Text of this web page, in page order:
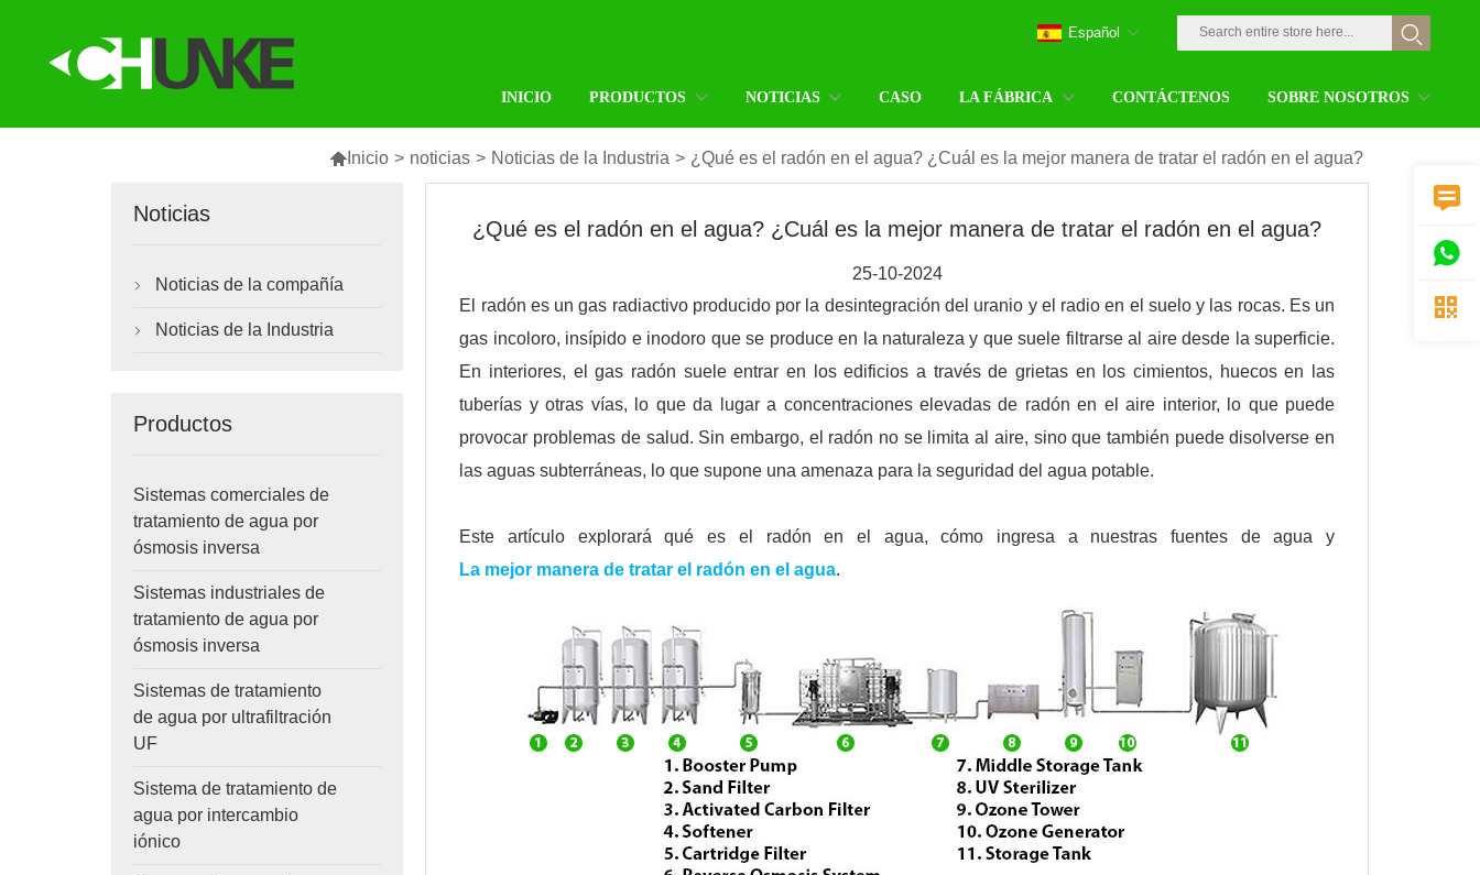
INICIO PRODUCTOS NOTICIAS CASO LA FÁBRICA CONTÁCTENOS SOBRE NOSOTROS
Español
 Inicio > noticias > Noticias de la Industria > ¿Qué es el radón en el agua? ¿Cuál es la mejor manera de tratar el radón en el agua?
Noticias
 Noticias de la compañía
 Noticias de la Industria
Productos
Sistemas comerciales de
tratamiento de agua por
ósmosis inversa
Sistemas industriales de
tratamiento de agua por
ósmosis inversa
Sistemas de tratamiento
de agua por ultrafiltración
UF
Sistema de tratamiento de
agua por intercambio
iónico
¿Qué es el radón en el agua? ¿Cuál es la mejor manera de tratar el radón en el agua?
25-10-2024
El radón es un gas radiactivo producido por la desintegración del uranio y el radio en el suelo y las rocas. Es un
gas incoloro, insípido e inodoro que se produce en la naturaleza y que suele filtrarse al aire desde la superficie.
En interiores, el gas radón suele entrar en los edificios a través de grietas en los cimientos, huecos en las
tuberías y otras vías, lo que da lugar a concentraciones elevadas de radón en el aire interior, lo que puede
provocar problemas de salud. Sin embargo, el radón no se limita al aire, sino que también puede disolverse en
las aguas subterráneas, lo que supone una amenaza para la seguridad del agua potable.
Este artículo explorará qué es el radón en el agua, cómo ingresa a nuestras fuentes de agua y
La mejor manera de tratar el radón en el agua.


